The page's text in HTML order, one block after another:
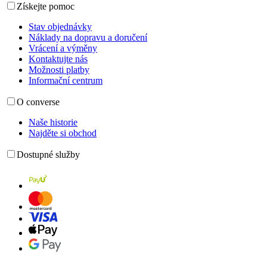
Získejte pomoc
Stav objednávky
Náklady na dopravu a doručení
Vrácení a výměny
Kontaktujte nás
Možnosti platby
Informační centrum
O converse
Naše historie
Najděte si obchod
Dostupné služby